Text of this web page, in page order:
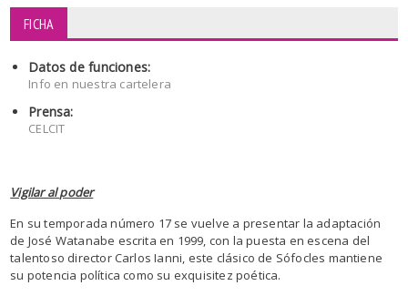
FICHA
Datos de funciones:
Info en nuestra cartelera
Prensa:
CELCIT
Vigilar al poder
En su temporada número 17 se vuelve a presentar la adaptación
de José Watanabe escrita en 1999, con la puesta en escena del
talentoso director Carlos Ianni, este clásico de Sófocles mantiene
su potencia política como su exquisitez poética.